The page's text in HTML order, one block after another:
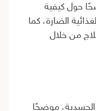
حول كيفية
الضارة، كما
من خلال
والجسدية، موضحًا